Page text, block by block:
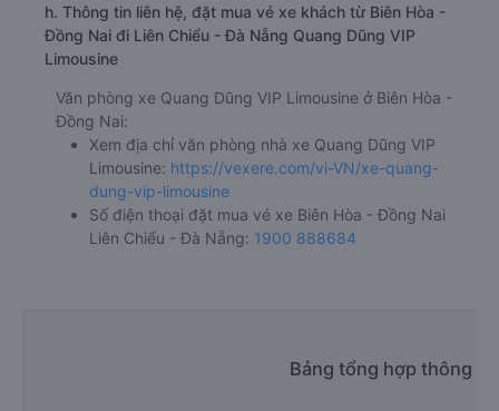
h. Thông tin liên hệ, đặt mua vé xe khách từ Biên Hòa -
Đồng Nai đi Liên Chiểu - Đà Nẵng Quang Dũng VIP
Limousine
Văn phòng xe Quang Dũng VIP Limousine ở Biên Hòa -
Đồng Nai:
Xem địa chỉ văn phòng nhà xe Quang Dũng VIP
Limousine: https://vexere.com/vi-VN/xe-quang-
dung-vip-limousine
Số điện thoại đặt mua vé xe Biên Hòa - Đồng Nai
Liên Chiểu - Đà Nẵng: 1900 888684
Bảng tổng hợp thông